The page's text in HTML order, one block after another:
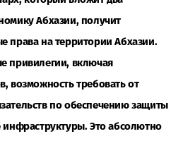
Абхазии, получит
права на территории Абхазии.
привилегии, включая
возможность требовать от
по обеспечению защиты
инфраструктуры. Это абсолютно